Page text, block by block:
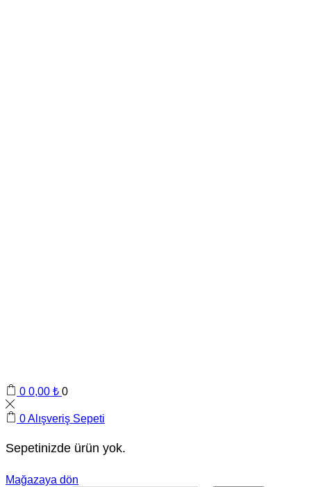
0 0,00 ₺ 0
0Alışveriş Sepeti
Sepetinizde ürün yok.
Mağazaya dön